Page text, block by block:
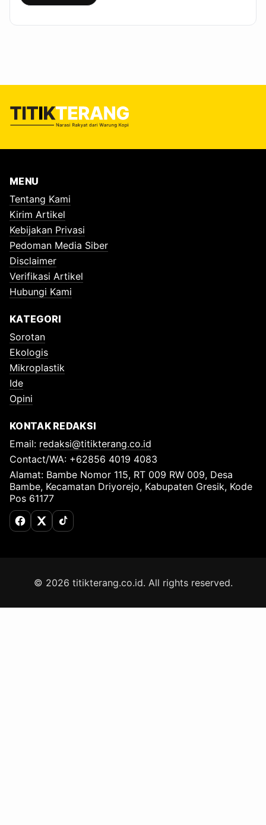
MENU
Tentang Kami
Kirim Artikel
Kebijakan Privasi
Pedoman Media Siber
Disclaimer
Verifikasi Artikel
Hubungi Kami
KATEGORI
Sorotan
Ekologis
Mikroplastik
Ide
Opini
KONTAK REDAKSI
Email: redaksi@titikterang.co.id
Contact/WA: +62856 4019 4083
Alamat: Bambe Nomor 115, RT 009 RW 009, Desa
Bambe, Kecamatan Driyorejo, Kabupaten Gresik, Kode
Pos 61177
Facebook
X (Twitter)
TikTok
© 2026 titikterang.co.id. All rights reserved.